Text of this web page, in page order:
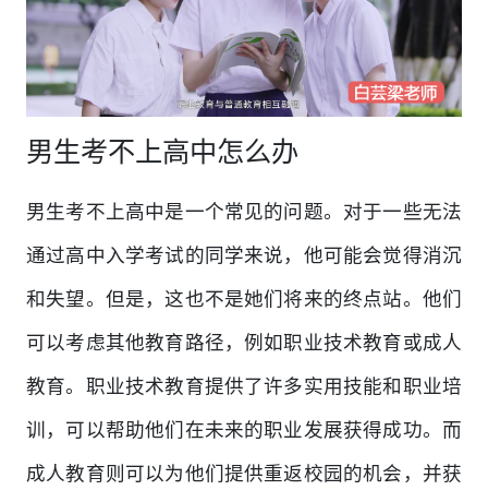
男生考不上高中怎么办
男生考不上高中是一个常见的问题。对于一些无法
通过高中入学考试的同学来说，他可能会觉得消沉
和失望。但是，这也不是她们将来的终点站。他们
可以考虑其他教育路径，例如职业技术教育或成人
教育。职业技术教育提供了许多实用技能和职业培
训，可以帮助他们在未来的职业发展获得成功。而
成人教育则可以为他们提供重返校园的机会，并获